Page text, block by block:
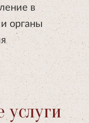
в
органы